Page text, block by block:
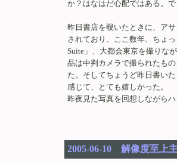
か？はなはだ心配ではある。
昨日書店を覗いたときに、ア
されており、ここ数年、ちょ
Suite」、大都会東京を撮りな
品は中判カメラで撮られたも
た。そしてちょうど昨日書い
感じて、とても嬉しかった。
昨夜見た写真を回想しながら
2005-06-10 解像度至上